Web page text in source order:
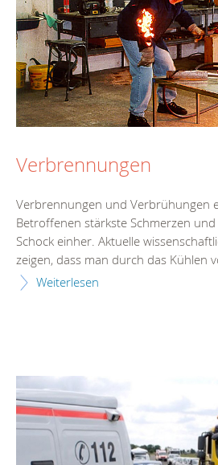
Verbrennungen
Verbrennungen und Verbrühungen
Betroffenen stärkste Schmerzen
Schock einher. Aktuelle
zeigen, dass man durch das Kühlen
Weiterlesen